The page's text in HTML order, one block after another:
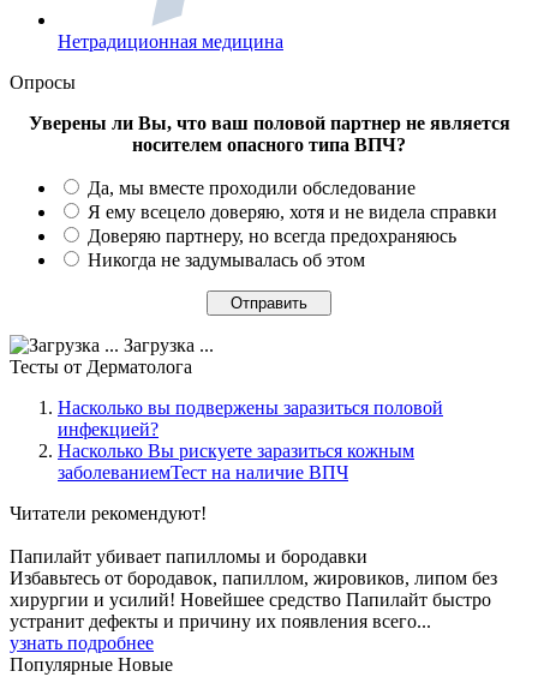
Нетрадиционная медицина
Опросы
Уверены ли Вы, что ваш половой партнер не является
носителем опасного типа ВПЧ?
Да, мы вместе проходили обследование
Я ему всецело доверяю, хотя и не видела справки
Доверяю партнеру, но всегда предохраняюсь
Никогда не задумывалась об этом
Загрузка ...
Тесты от Дерматолога
Насколько вы подвержены заразиться половой
инфекцией?
Насколько Вы рискуете заразиться кожным
заболеваниемТест на наличие ВПЧ
Читатели рекомендуют!
Папилайт убивает папилломы и бородавки
Избавьтесь от бородавок, папиллом, жировиков, липом без
хирургии и усилий! Новейшее средство Папилайт быстро
устранит дефекты и причину их появления всего...
узнать подробнее
Популярные Новые